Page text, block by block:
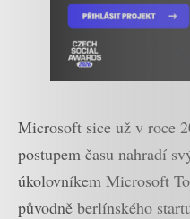
Microsoft sice už v roce
postupem času nahradí
úkolovníkem Microsoft
původně berlínského